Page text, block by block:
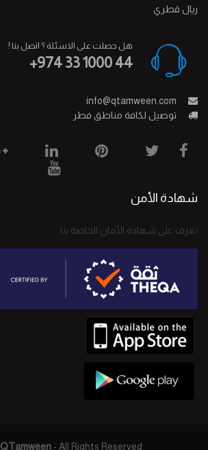
ريال قطري
هل حصلت على الاسئلة ؟ اتصل بنا !
+974 33 1000 44
info@qtamween.com
توصيل لكافة مناطق فطر
شهادة الأمن
تعرف على شهادة الأمان الخاصة بنا
QTamween- All Rights Reserved